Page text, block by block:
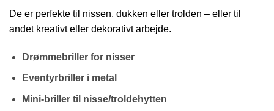
De er perfekte til nissen, dukken eller trolden – eller til
andet kreativt eller dekorativt arbejde.
Drømmebriller for nisser
Eventyrbriller i metal
Mini-briller til nisse/troldehytten